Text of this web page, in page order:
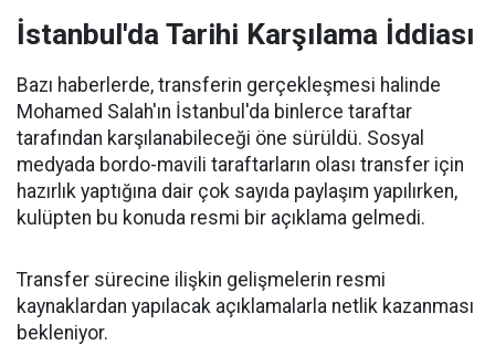
İstanbul'da Tarihi Karşılama İddiası
Bazı haberlerde, transferin gerçekleşmesi halinde
Mohamed Salah'ın İstanbul'da binlerce taraftar
tarafından karşılanabileceği öne sürüldü. Sosyal
medyada bordo-mavili taraftarların olası transfer için
hazırlık yaptığına dair çok sayıda paylaşım yapılırken,
kulüpten bu konuda resmi bir açıklama gelmedi.
Transfer sürecine ilişkin gelişmelerin resmi
kaynaklardan yapılacak açıklamalarla netlik kazanması
bekleniyor.